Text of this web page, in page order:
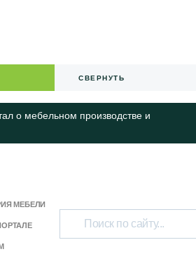
СВЕРНУТЬ
о мебельном производстве и
МЕБЕЛИ